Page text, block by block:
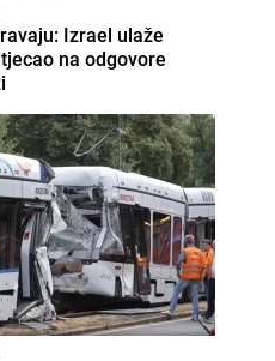
Izrael ulaže
na odgovore